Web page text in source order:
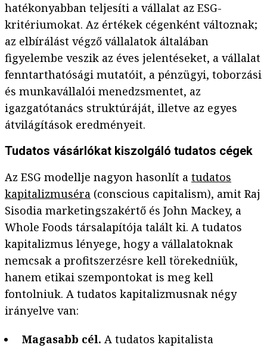
hatékonyabban teljesíti a vállalat az ESG-
kritériumokat. Az értékek cégenként változnak;
az elbírálást végző vállalatok általában
figyelembe veszik az éves jelentéseket, a vállalat
fenntarthatósági mutatóit, a pénzügyi, toborzási
és munkavállalói menedzsmentet, az
igazgatótanács struktúráját, illetve az egyes
átvilágítások eredményeit.
Tudatos vásárlókat kiszolgáló tudatos cégek
Az ESG modellje nagyon hasonlít a tudatos
kapitalizmuséra (conscious capitalism), amit Raj
Sisodia marketingszakértő és John Mackey, a
Whole Foods társalapítója talált ki. A tudatos
kapitalizmus lényege, hogy a vállalatoknak
nemcsak a profitszerzésre kell törekedniük,
hanem etikai szempontokat is meg kell
fontolniuk. A tudatos kapitalizmusnak négy
irányelve van:
Magasabb cél. A tudatos kapitalista